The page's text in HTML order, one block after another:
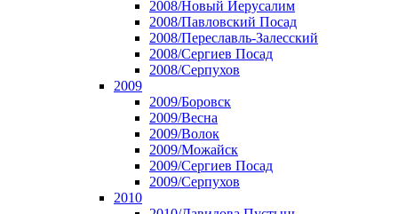
2008/Новый Иерусалим
2008/Павловский Посад
2008/Переславль-Залесский
2008/Сергиев Посад
2008/Серпухов
2009
2009/Боровск
2009/Весна
2009/Волок
2009/Можайск
2009/Сергиев Посад
2009/Серпухов
2010